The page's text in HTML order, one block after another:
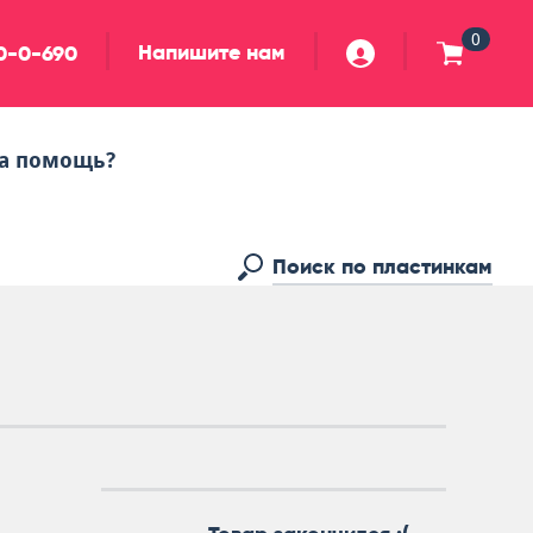
0-690 Напишите нам 0
помощь?